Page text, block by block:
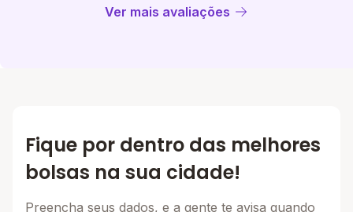
Ver mais avaliações
Fique por dentro das melhores
bolsas na sua cidade!
Preencha seus dados, e a gente te avisa quando